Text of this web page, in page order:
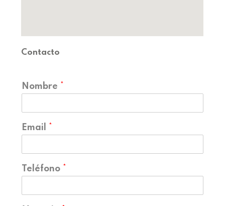
Contacto
Nombre *
Email *
Teléfono *